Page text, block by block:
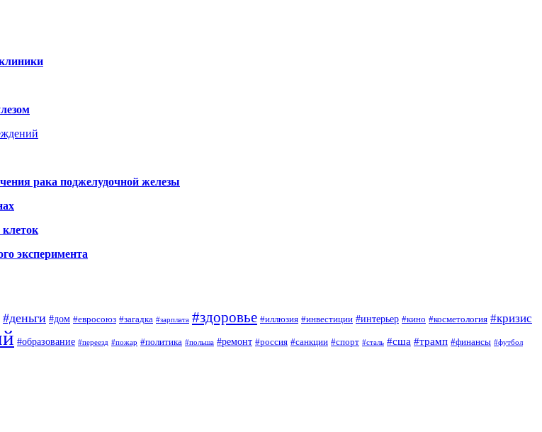
рака поджелудочной железы
эксперимента
#деньги #дом #евросоюз #загадка #зарплата #здоровье #иллюзия #инвестиции #интерьер #кино #косметология #кризис
#образование #переезд #пожар #политика #польша #ремонт #россия #санкции #спорт #сталь #сша #трамп #финансы #футбол